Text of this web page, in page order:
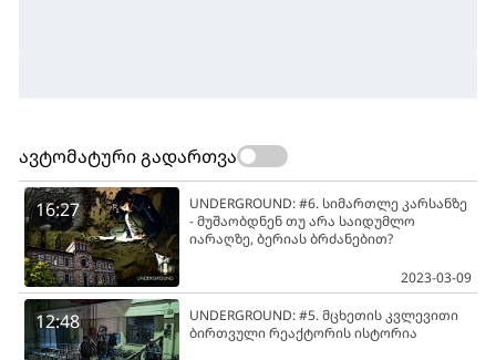
ავტომატური გადართვა
16:27
UNDERGROUND: #6. სიმართლე კარსანზე
- მუშაობდნენ თუ არა საიდუმლო
იარაღზე, ბერიას ბრძანებით?
2023-03-09
12:48
UNDERGROUND: #5. მცხეთის კვლევითი
ბირთვული რეაქტორის ისტორია